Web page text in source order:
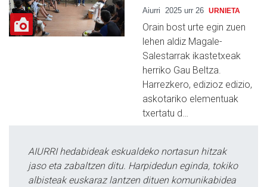
Aiurri 2025 urr 26 URNIETA
Orain bost urte egin zuen
lehen aldiz Magale-
Salestarrak ikastetxeak
herriko Gau Beltza.
Harrezkero, edizioz edizio,
askotariko elementuak
txertatu d…
AIURRI hedabideak eskualdeko nortasun hitzak
jaso eta zabaltzen ditu. Harpidedun eginda, tokiko
albisteak euskaraz lantzen dituen komunikabidea